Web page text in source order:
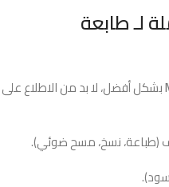
لـ طابعة
بشكل أفضل، لا بد من الاطلاع على
(طباعة، نسخ، مسح ضوئي).